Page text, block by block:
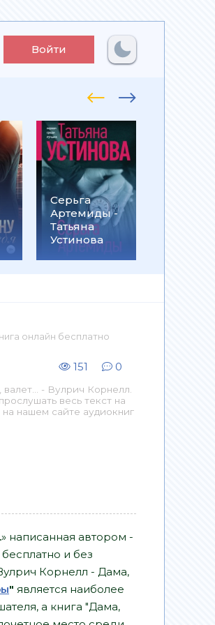
Войти
Серьга
Артемиды -
Татьяна
Устинова
на
- Ольга
Громыко
онлайн бесплатно
151 0
- Вулрич Корнелл.
весь текст на
нашем сайте аудиокниг
» написанная автором -
и без
Корнелл - Дама,
" является наиболее
а книга "Дама,